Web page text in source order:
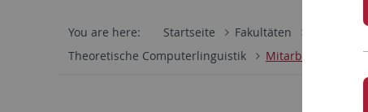
You are here: Startseite Fakultäten
Theoretische Computerlinguistik
Mitarbeitende